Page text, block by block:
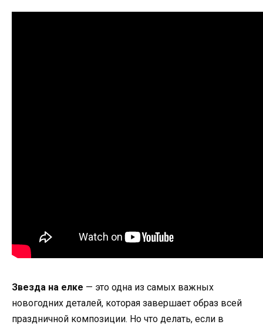
Звезда на елке — это одна из самых важных
новогодних деталей, которая завершает образ всей
праздничной композиции. Но что делать, если в